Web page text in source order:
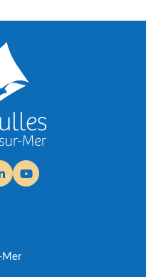
un nouvel onglet)
dans un nouvel onglet)
dans un nouvel
YouTube
(ouverture dans un
Mer